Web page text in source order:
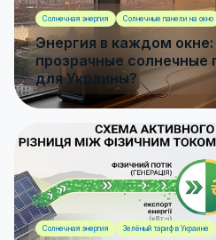
Солнечная энергия Солнечные панели на окно
Энергия в каждом окне:
прозрачные
для Украины?
Солнечная энергия Зелёный тариф в Украине